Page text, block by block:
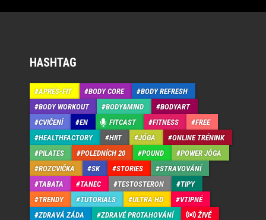
HASHTAG
APRÉS-FIT BODY CORE
BODY REFRESH
BODY WORKOUT
BODY&MIND
BODYART
CVIČENÍ
EN FITCAST FITNESS
FREE
HEALTHFACTORY
HIIT JÓGA
ONLINE TRÉNINK
PILATES
POLEDNÍCH 20 POUND
POWER JÓGA
ROZCVIČKA
SK STORIES
STRAVOVÁNÍ
TABATA
TANEC TESTOSTERON
TIPY
TRENDY
TUTORIALS ULTRA HD
VTIPNÉ
ZDRAVÁ ZÁDA
ZDRAVÉ PROTAHOVÁNÍ ŽIVĚ